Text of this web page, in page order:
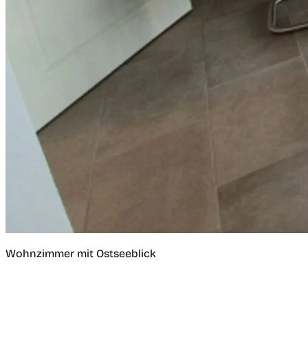
Wohnzimmer mit Ostseeblick